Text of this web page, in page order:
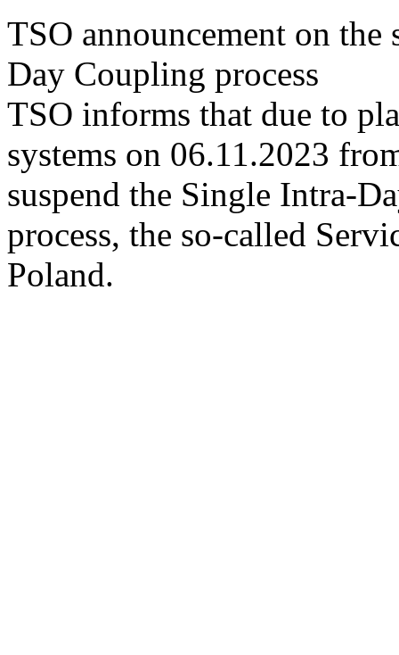
TSO announcement on
Day Coupling process
TSO informs that due to
systems on 06.11.2023
suspend the Single Intra-
process, the so-called
Poland.